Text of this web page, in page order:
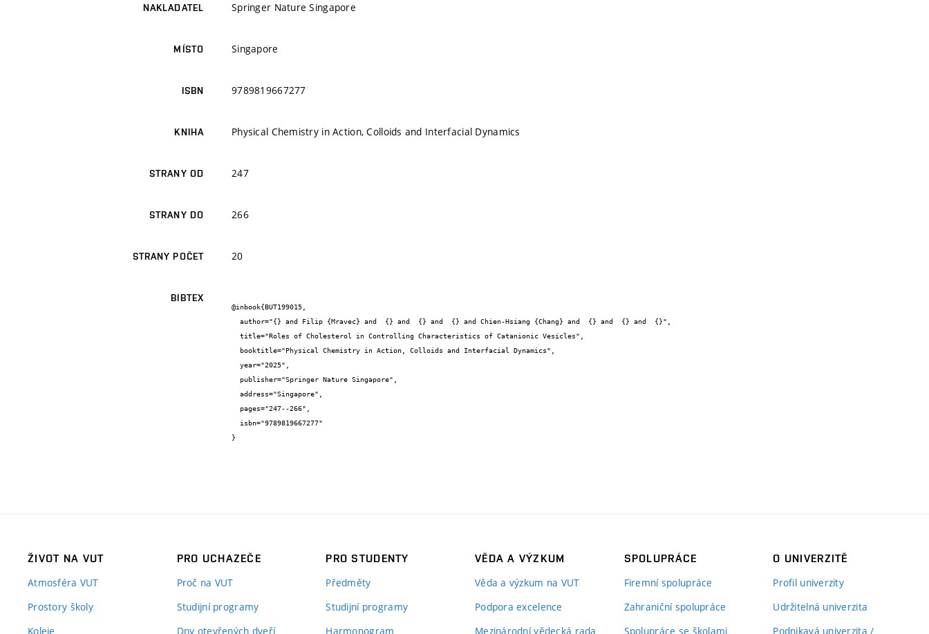
NAKLADATEL Springer Nature Singapore
MÍSTO Singapore
ISBN 9789819667277
KNIHA Physical Chemistry in Action, Colloids and Interfacial Dynamics
STRANY OD 247
STRANY DO 266
STRANY POČET 20
BIBTEX
@inbook{BUT199015,
}
ŽIVOT NA VUT
Atmosféra VUT
Prostory školy
Koleje
PRO UCHAZEČE
Proč na VUT
Studijní programy
Dny otevřených dveří
PRO STUDENTY
Předměty
Studijní programy
Harmonogram
VĚDA A VÝZKUM
Věda a výzkum na VUT
Podpora excelence
Mezinárodní vědecká rada
SPOLUPRÁCE
Firemní spolupráce
Zahraniční spolupráce
Spolupráce se školami
O UNIVERZITĚ
Profil univerzity
Udržitelná univerzita
Podnikavá univerzita /